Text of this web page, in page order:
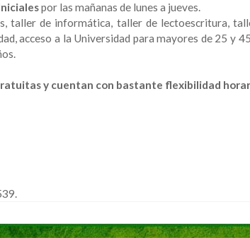
por las mañanas de lunes a jueves.
taller de informática, taller de lectoescritura,
acceso a la Universidad para mayores de 25 y
y cuentan con bastante flexibilidad